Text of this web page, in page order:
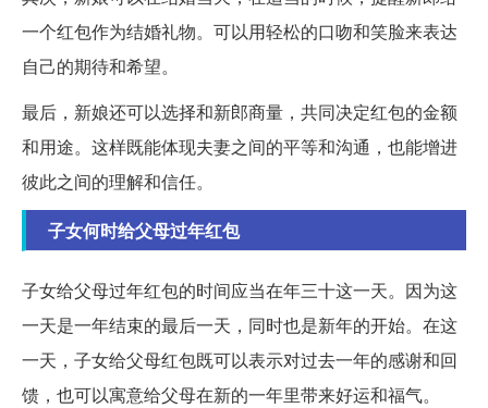
一个红包作为结婚礼物。可以用轻松的口吻和笑脸来表达
自己的期待和希望。
最后，新娘还可以选择和新郎商量，共同决定红包的金额
和用途。这样既能体现夫妻之间的平等和沟通，也能增进
彼此之间的理解和信任。
子女何时给父母过年红包
子女给父母过年红包的时间应当在年三十这一天。因为这
一天是一年结束的最后一天，同时也是新年的开始。在这
一天，子女给父母红包既可以表示对过去一年的感谢和回
馈，也可以寓意给父母在新的一年里带来好运和福气。